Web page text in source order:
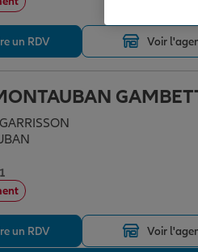
un RDV Voir
un RDV Voir